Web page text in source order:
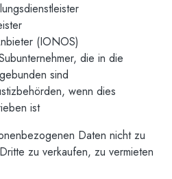
(IONOS)
die in die
sind
wenn dies
ist
Daten nicht zu
zu verkaufen, zu vermieten